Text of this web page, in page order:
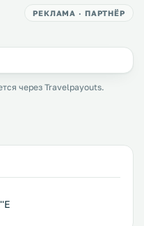
РЕКЛАМА · ПАРТНЁР
через Travelpayouts.